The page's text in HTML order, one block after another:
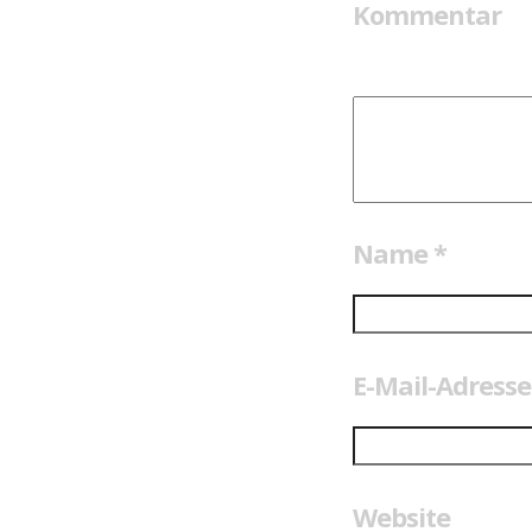
Kommentar
Name *
E-Mail-
Website